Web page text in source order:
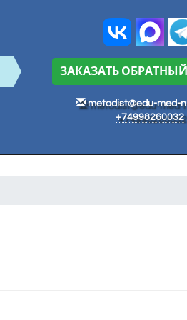
ЗАКАЗАТЬ
metodist@edu-med-
+74998260032